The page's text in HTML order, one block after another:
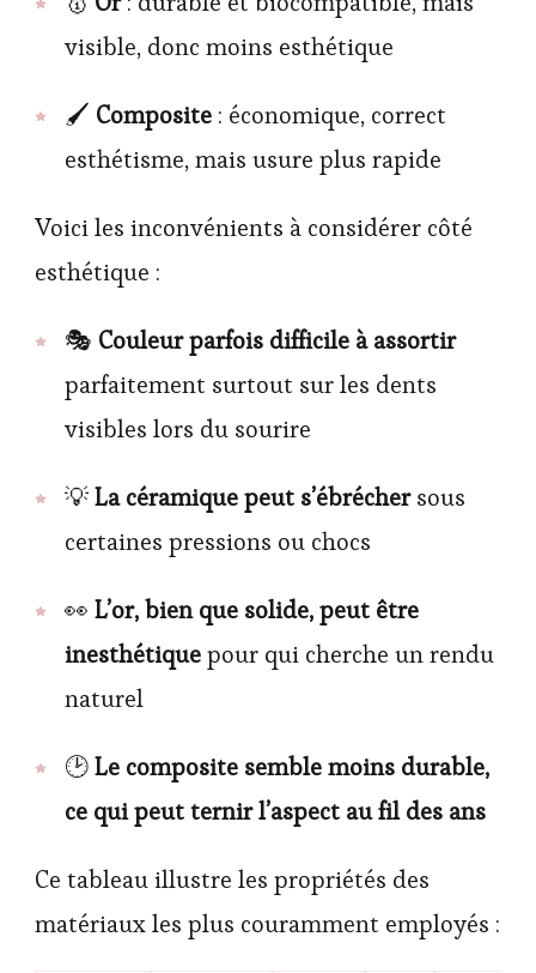
visible, donc moins esthétique
🖌 Composite : économique, correct
esthétisme, mais usure plus rapide
Voici les inconvénients à considérer côté
esthétique :
🎭 Couleur parfois difficile à assortir
parfaitement surtout sur les dents
visibles lors du sourire
💡La céramique peut s’ébréchersous
certaines pressions ou chocs
👀 L’or, bien que solide, peut être
inesthétiquepour qui cherche un rendu
naturel
🕑Le composite semble moins durable,
ce qui peut ternir l’aspect au fil des ans
Ce tableau illustre les propriétés des
matériaux les plus couramment employés :